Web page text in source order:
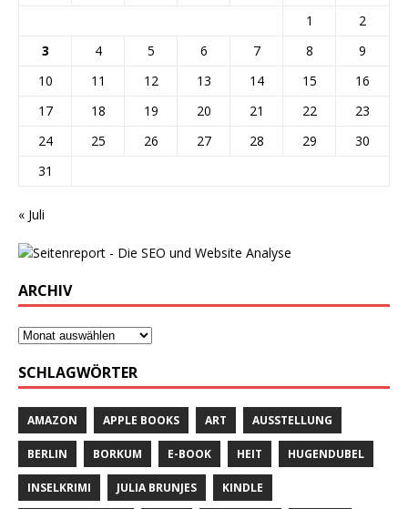
1
2
3
4 5 6 7 8
9
10
11 12 13 14 15
16
17
18 19 20 21 22
23
24
25 26 27 28 29
30
31
« Juli
ARCHIV
SCHLAGWÖRTER
AMAZON APPLE BOOKS ART AUSSTELLUNG
BERLIN BORKUM E-BOOK HEIT HUGENDUBEL
INSELKRIMI JULIA BRUNJES KINDLE